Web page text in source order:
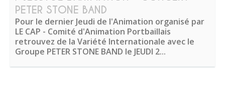
PETER STONE BAND
Pour le dernier Jeudi de l'Animation organisé par
LE CAP - Comité d'Animation Portbaillais
retrouvez de la Variété Internationale avec le
Groupe PETER STONE BAND le JEUDI 2...